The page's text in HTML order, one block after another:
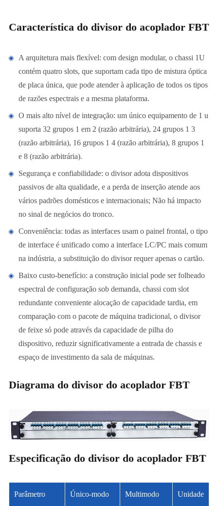
Característica do divisor do acoplador FBT
A arquitetura mais flexível: com design modular, o chassi 1U
contém quatro slots, que suportam cada tipo de mistura óptica
de placa única, que pode atender à aplicação de todos os tipos
de razões espectrais e a mesma plataforma.
O mais alto nível de integração: um único equipamento de 1 u
suporta 32 grupos 1 em 2 (razão arbitrária), 24 grupos 1 3
(razão arbitrária), 16 grupos 1 4 (razão arbitrária), 8 grupos 1
e 8 (razão arbitrária).
Segurança e confiabilidade: o divisor adota dispositivos
passivos de alta qualidade, e a perda de inserção atende aos
vários padrões domésticos e internacionais; Não há impacto
no sinal de negócios do tronco.
Conveniência: todas as interfaces usam o painel frontal, o tipo
de interface é unificado como a interface LC/PC mais comum
na indústria, a substituição do divisor requer apenas o cartão.
Baixo custo-benefício: a construção inicial pode ser folheado
espectral de configuração sob demanda, chassi com slot
redundante conveniente alocação de capacidade tardia, em
comparação com o pacote de máquina tradicional, o divisor
de feixe só pode através da capacidade de pilha do
dispositivo, reduzir significativamente a entrada de chassis e
espaço de investimento da sala de máquinas.
Diagrama do divisor do acoplador FBT
Especificação do divisor do acoplador FBT
Parâmetro Único-modo Multimodo Unidade